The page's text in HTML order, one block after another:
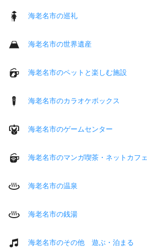
海老名市の巡礼
海老名市の世界遺産
海老名市のペットと楽しむ施設
海老名市のカラオケボックス
海老名市のゲームセンター
海老名市のマンガ喫茶・ネットカフェ
海老名市の温泉
海老名市の銭湯
海老名市のその他 遊ぶ・泊まる